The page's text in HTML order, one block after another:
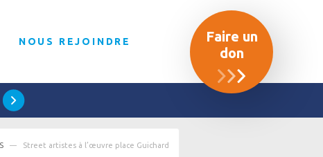
NOUS REJOINDRE
Faire un
don
Street artistes à l’œuvre place Guichard